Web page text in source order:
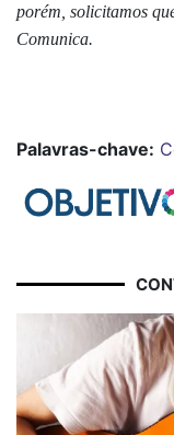
porém, solicitamos
Comunica.
Palavras-chave: